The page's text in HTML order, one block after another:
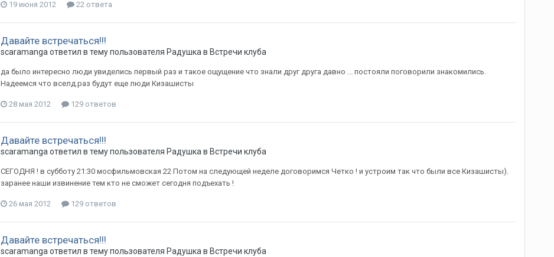
19 июня 2012 22 ответа
Давайте встречаться!!!
scaramanga ответил в тему пользователя Радушка в Встречи клуба
да было интересно люди увиделись первый раз и такое ощущение что знали друг друга давно ... постояли поговорили знакомились.
Надеемся что вселд.раз будут еще люди Кизашисты
28 мая 2012 129 ответов
Давайте встречаться!!!
scaramanga ответил в тему пользователя Радушка в Встречи клуба
СЕГОДНЯ ! в субботу 21:30 мосфильмовская 22 Потом на следующей неделе договоримся Четко ! и устроим так что были все Кизашисты).
заранее наши извинение тем кто не сможет сегодня подъехать !
26 мая 2012 129 ответов
Давайте встречаться!!!
scaramanga ответил в тему пользователя Радушка в Встречи клуба